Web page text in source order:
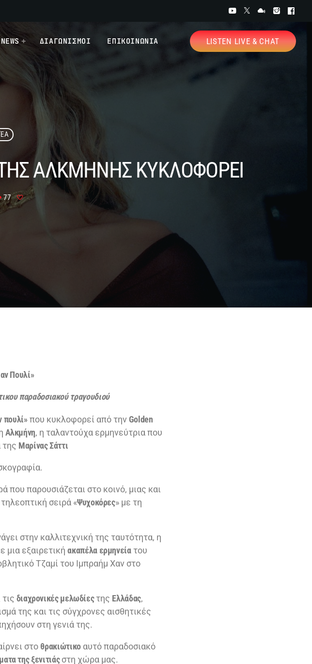
ΔΙΑΓΩΝΙΣΜΟΙ ΕΠΙΚΟΙΝΩΝΙΑ LISTEN LIVE & CHAT
ΤΗΣ ΑΛΚΜΗΝΗΣ ΚΥΚΛΟΦΟΡΕΙ
77
Πουλί»
παραδοσιακού τραγουδιού
πουλί»που κυκλοφορεί από την Golden
Αλκμήνη, η ταλαντούχα ερμηνεύτρια που
της Μαρίνας Σάττι
που παρουσιάζεται στο κοινό, μιας και
σειρά «Ψυχοκόρες» με τη
στην καλλιτεχνική της ταυτότητα, η
μια εξαιρετικήακαπέλα ερμηνείατου
Τζαμί του Ιμπραήμ Χαν στο
τις διαχρονικές μελωδίεςτης Ελλάδας,
της και τις σύγχρονες αισθητικές
στη γενιά της.
στο θρακιώτικοαυτό παραδοσιακό
της ξενιτιάςστη χώρα μας.